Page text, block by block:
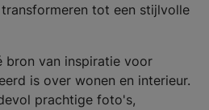
tot een stijlvolle
bron van inspiratie voor
is over wonen en interieur.
prachtige foto's,